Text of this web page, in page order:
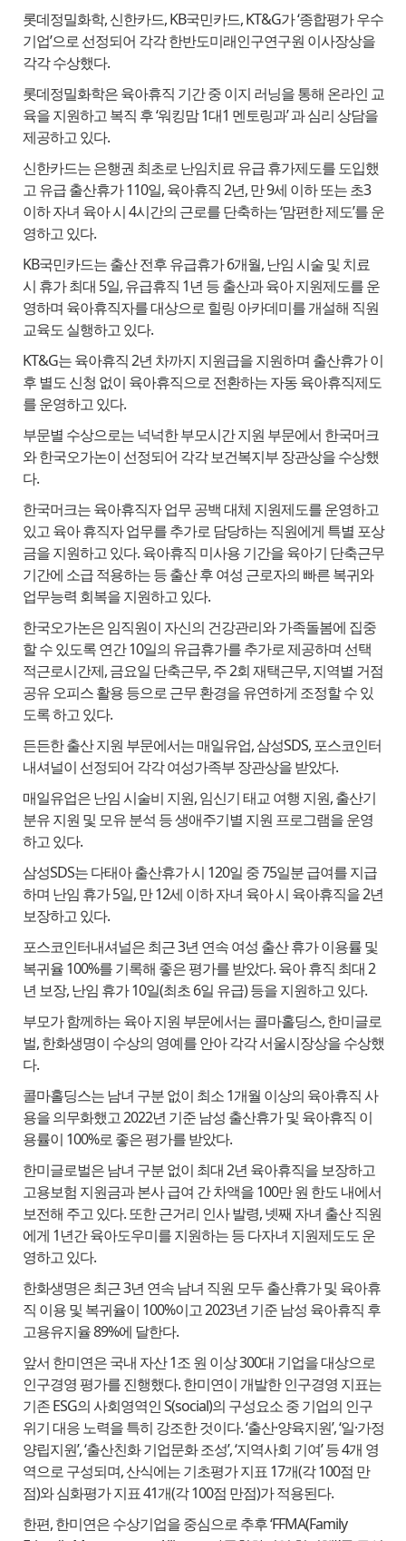
롯데정밀화학, 신한카드, KB국민카드, KT&G가 ‘종합평가 우수
기업’으로 선정되어 각각 한반도미래인구연구원 이사장상을
각각 수상했다.
롯데정밀화학은 육아휴직 기간 중 이지 러닝을 통해 온라인 교
육을 지원하고 복직 후 ‘워킹맘 1대1 멘토링과’ 과 심리 상담을
제공하고 있다.
신한카드는 은행권 최초로 난임치료 유급 휴가제도를 도입했
고 유급 출산휴가 110일, 육아휴직 2년, 만 9세 이하 또는 초3
이하 자녀 육아 시 4시간의 근로를 단축하는 ‘맘편한 제도’를 운
영하고 있다.
KB국민카드는 출산 전후 유급휴가 6개월, 난임 시술 및 치료
시 휴가 최대 5일, 유급휴직 1년 등 출산과 육아 지원제도를 운
영하며 육아휴직자를 대상으로 힐링 아카데미를 개설해 직원
교육도 실행하고 있다.
KT&G는 육아휴직 2년 차까지 지원급을 지원하며 출산휴가 이
후 별도 신청 없이 육아휴직으로 전환하는 자동 육아휴직제도
를 운영하고 있다.
부문별 수상으로는 넉넉한 부모시간 지원 부문에서 한국머크
와 한국오가논이 선정되어 각각 보건복지부 장관상을 수상했
다.
한국머크는 육아휴직자 업무 공백 대체 지원제도를 운영하고
있고 육아 휴직자 업무를 추가로 담당하는 직원에게 특별 포상
금을 지원하고 있다. 육아휴직 미사용 기간을 육아기 단축근무
기간에 소급 적용하는 등 출산 후 여성 근로자의 빠른 복귀와
업무능력 회복을 지원하고 있다.
한국오가논은 임직원이 자신의 건강관리와 가족돌봄에 집중
할 수 있도록 연간 10일의 유급휴가를 추가로 제공하며 선택
적근로시간제, 금요일 단축근무, 주 2회 재택근무, 지역별 거점
공유 오피스 활용 등으로 근무 환경을 유연하게 조정할 수 있
도록 하고 있다.
든든한 출산 지원 부문에서는 매일유업, 삼성SDS, 포스코인터
내셔널이 선정되어 각각 여성가족부 장관상을 받았다.
매일유업은 난임 시술비 지원, 임신기 태교 여행 지원, 출산기
분유 지원 및 모유 분석 등 생애주기별 지원 프로그램을 운영
하고 있다.
삼성SDS는 다태아 출산휴가 시 120일 중 75일분 급여를 지급
하며 난임 휴가 5일, 만 12세 이하 자녀 육아 시 육아휴직을 2년
보장하고 있다.
포스코인터내셔널은 최근 3년 연속 여성 출산 휴가 이용률 및
복귀율 100%를 기록해 좋은 평가를 받았다. 육아 휴직 최대 2
년 보장, 난임 휴가 10일(최초 6일 유급) 등을 지원하고 있다.
부모가 함께하는 육아 지원 부문에서는 콜마홀딩스, 한미글로
벌, 한화생명이 수상의 영예를 안아 각각 서울시장상을 수상했
다.
콜마홀딩스는 남녀 구분 없이 최소 1개월 이상의 육아휴직 사
용을 의무화했고 2022년 기준 남성 출산휴가 및 육아휴직 이
용률이 100%로 좋은 평가를 받았다.
한미글로벌은 남녀 구분 없이 최대 2년 육아휴직을 보장하고
고용보험 지원금과 본사 급여 간 차액을 100만 원 한도 내에서
보전해 주고 있다. 또한 근거리 인사 발령, 넷째 자녀 출산 직원
에게 1년간 육아도우미를 지원하는 등 다자녀 지원제도도 운
영하고 있다.
한화생명은 최근 3년 연속 남녀 직원 모두 출산휴가 및 육아휴
직 이용 및 복귀율이 100%이고 2023년 기준 남성 육아휴직 후
고용유지율 89%에 달한다.
앞서 한미연은 국내 자산 1조 원 이상 300대 기업을 대상으로
인구경영 평가를 진행했다. 한미연이 개발한 인구경영 지표는
기존 ESG의 사회영역인 S(social)의 구성요소 중 기업의 인구
위기 대응 노력을 특히 강조한 것이다. ‘출산·양육지원’, ‘일·가정
양립지원’, ‘출산친화 기업문화 조성’, ‘지역사회 기여’ 등 4개 영
역으로 구성되며, 산식에는 기초평가 지표 17개(각 100점 만
점)와 심화평가 지표 41개(각 100점 만점)가 적용된다.
한편, 한미연은 수상기업을 중심으로 추후 ‘FFMA(Family